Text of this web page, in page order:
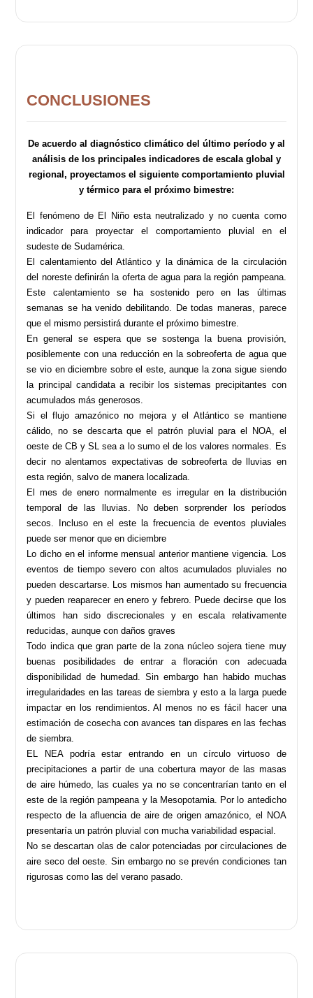
CONCLUSIONES
De acuerdo al diagnóstico climático del último período y al
análisis de los principales indicadores de escala global y
regional, proyectamos el siguiente comportamiento pluvial
y térmico para el próximo bimestre:
El fenómeno de El Niño esta neutralizado y no cuenta como
indicador para proyectar el comportamiento pluvial en el
sudeste de Sudamérica.
El calentamiento del Atlántico y la dinámica de la circulación
del noreste definirán la oferta de agua para la región pampeana.
Este calentamiento se ha sostenido pero en las últimas
semanas se ha venido debilitando. De todas maneras, parece
que el mismo persistirá durante el próximo bimestre.
En general se espera que se sostenga la buena provisión,
posiblemente con una reducción en la sobreoferta de agua que
se vio en diciembre sobre el este, aunque la zona sigue siendo
la principal candidata a recibir los sistemas precipitantes con
acumulados más generosos.
Si el flujo amazónico no mejora y el Atlántico se mantiene
cálido, no se descarta que el patrón pluvial para el NOA, el
oeste de CB y SL sea a lo sumo el de los valores normales. Es
decir no alentamos expectativas de sobreoferta de lluvias en
esta región, salvo de manera localizada.
El mes de enero normalmente es irregular en la distribución
temporal de las lluvias. No deben sorprender los períodos
secos. Incluso en el este la frecuencia de eventos pluviales
puede ser menor que en diciembre
Lo dicho en el informe mensual anterior mantiene vigencia. Los
eventos de tiempo severo con altos acumulados pluviales no
pueden descartarse. Los mismos han aumentado su frecuencia
y pueden reaparecer en enero y febrero. Puede decirse que los
últimos han sido discrecionales y en escala relativamente
reducidas, aunque con daños graves
Todo indica que gran parte de la zona núcleo sojera tiene muy
buenas posibilidades de entrar a floración con adecuada
disponibilidad de humedad. Sin embargo han habido muchas
irregularidades en las tareas de siembra y esto a la larga puede
impactar en los rendimientos. Al menos no es fácil hacer una
estimación de cosecha con avances tan dispares en las fechas
de siembra.
EL NEA podría estar entrando en un círculo virtuoso de
precipitaciones a partir de una cobertura mayor de las masas
de aire húmedo, las cuales ya no se concentrarían tanto en el
este de la región pampeana y la Mesopotamia. Por lo antedicho
respecto de la afluencia de aire de origen amazónico, el NOA
presentaría un patrón pluvial con mucha variabilidad espacial.
No se descartan olas de calor potenciadas por circulaciones de
aire seco del oeste. Sin embargo no se prevén condiciones tan
rigurosas como las del verano pasado.